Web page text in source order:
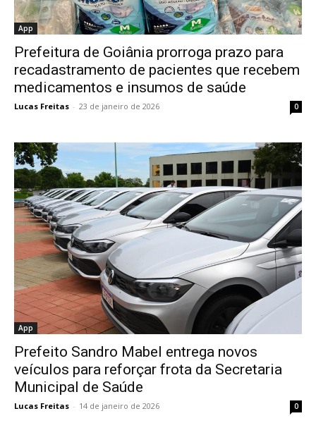
App
Prefeitura de Goiânia prorroga prazo para
recadastramento de pacientes que recebem
medicamentos e insumos de saúde
Lucas Freitas - 23 de janeiro de 2026 0
App
Prefeito Sandro Mabel entrega novos
veículos para reforçar frota da Secretaria
Municipal de Saúde
Lucas Freitas - 14 de janeiro de 2026 0